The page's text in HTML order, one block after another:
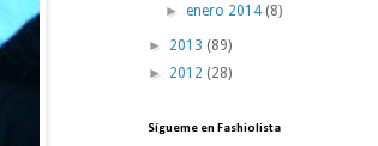
►enero 2014 (8)
► 2013 (89)
► 2012 (28)
Sígueme en Fashiolista